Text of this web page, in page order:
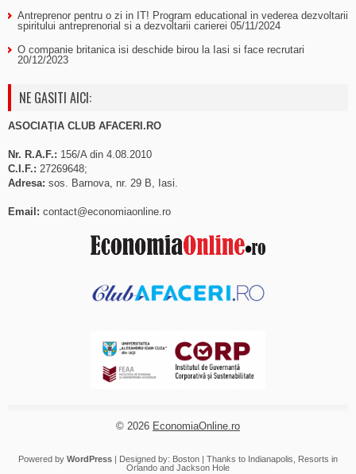
Antreprenor pentru o zi in IT! Program educational in vederea dezvoltarii
spiritului antreprenorial si a dezvoltarii carierei 05/11/2024
O companie britanica isi deschide birou la Iasi si face recrutari
20/12/2023
NE GASITI AICI:
ASOCIAȚIA CLUB AFACERI.RO
Nr. R.A.F.: 156/A din 4.08.2010
C.I.F.: 27269648;
Adresa: sos. Barnova, nr. 29 B, Iasi.
Email: contact@economiaonline.ro
© 2026 EconomiaOnline.ro
Powered by WordPress | Designed by: Boston | Thanks to Indianapolis
Resorts in
Orlando and Jackson Hole